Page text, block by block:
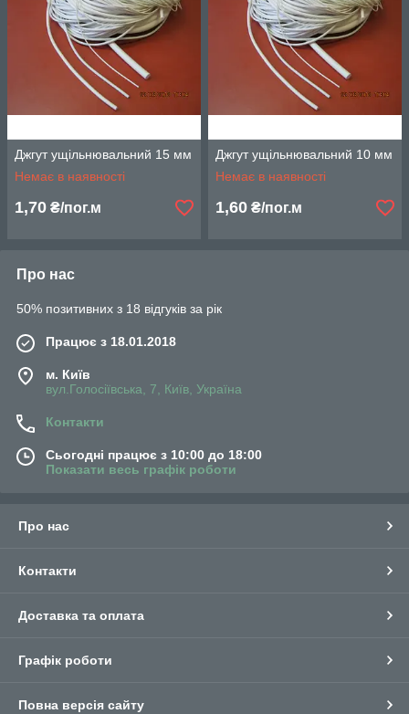
Джгут ущільнювальний 15 мм
Немає в наявності
1,70 ₴/пог.м
Джгут ущільнювальний 10 мм
Немає в наявності
1,60 ₴/пог.м
Про нас
50% позитивних з 18 відгуків за рік
Працює з 18.01.2018
м. Київ
вул.Голосіївська, 7, Київ, Україна
Контакти
Сьогодні працює з 10:00 до 18:00
Показати весь графік роботи
Про нас
Контакти
Доставка та оплата
Графік роботи
Повна версія сайту